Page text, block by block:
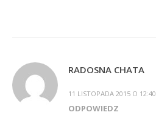
RADOSNA CHATA
11 LISTOPADA 2015 O 12:40
ODPOWIEDZ